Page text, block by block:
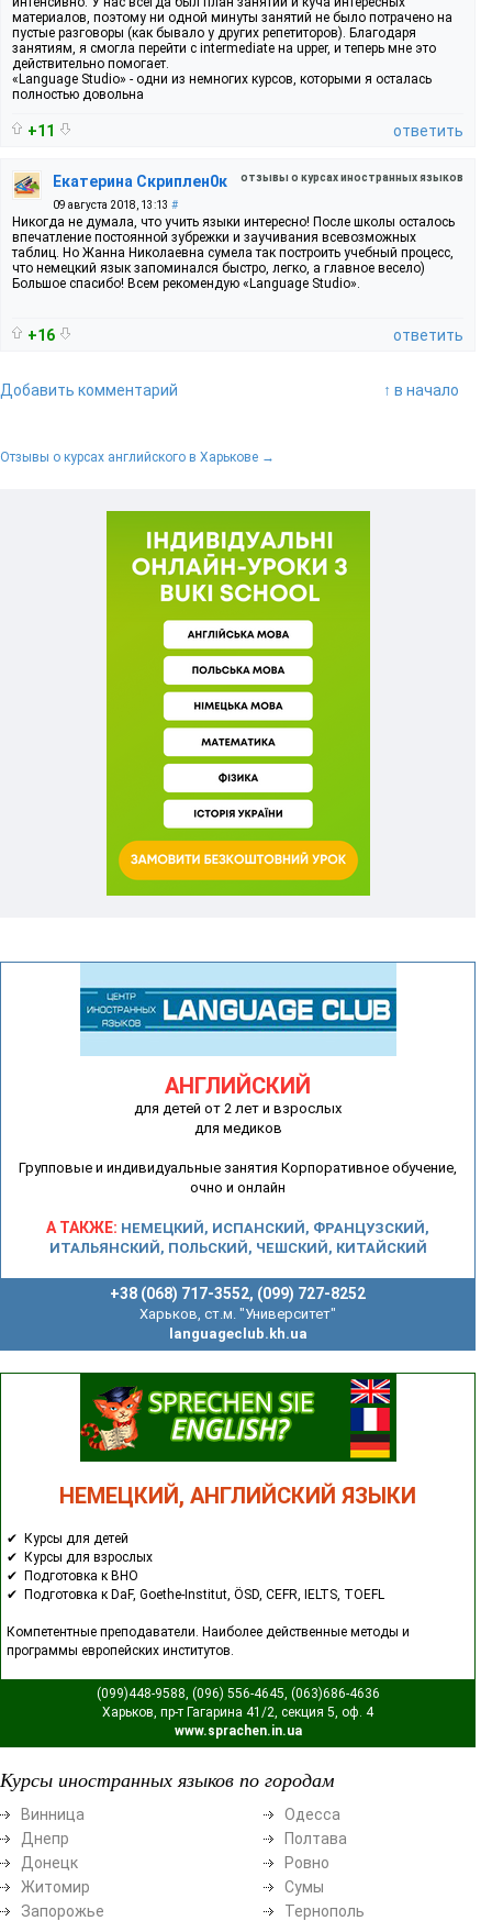
материалов, поэтому ни одной минуты занятий не было потрачено на
пустые разговоры (как бывало у других репетиторов). Благодаря
занятиям, я смогла перейти с intermediate на upper, и теперь мне это
действительно помогает.
«Language Studio» - одни из немногих курсов, которыми я осталась
полностью довольна
+11 ответить
отзывы о курсах иностранных языков
Екатерина Скриплен0к
09 августа 2018, 13:13 #
Никогда не думала, что учить языки интересно! После школы осталось
впечатление постоянной зубрежки и заучивания всевозможных
таблиц. Но Жанна Николаевна сумела так построить учебный процесс,
что немецкий язык запоминался быстро, легко, а главное весело)
Большое спасибо! Всем рекомендую «Language Studio».
+16 ответить
Добавить комментарий ↑ в начало
Отзывы о курсах английского в Харькове →
АНГЛИЙСКИЙ
для детей от 2 лет и взрослых
для медиков
Групповые и индивидуальные занятия Корпоративное обучение,
очно и онлайн
А ТАКЖЕ: НЕМЕЦКИЙ, ИСПАНСКИЙ, ФРАНЦУЗСКИЙ,
ИТАЛЬЯНСКИЙ, ПОЛЬСКИЙ, ЧЕШСКИЙ, КИТАЙСКИЙ
+38 (068) 717-3552, (099) 727-8252
Харьков, ст.м. "Университет"
languageclub.kh.ua
НЕМЕЦКИЙ, АНГЛИЙСКИЙ ЯЗЫКИ
✔ Курсы для детей
✔ Курсы для взрослых
✔ Подготовка к ВНО
✔ Подготовка к DaF, Goethe-Institut, ÖSD, CEFR, IELTS, TOEFL
Компетентные преподаватели. Наиболее действенные методы и
программы европейских институтов.
(099)448-9588, (096) 556-4645, (063)686-4636
Харьков, пр-т Гагарина 41/2, секция 5, оф. 4
www.sprachen.in.ua
Курсы иностранных языков по городам
Винница
Днепр
Донецк
Житомир
Запорожье
Одесса
Полтава
Ровно
Сумы
Тернополь